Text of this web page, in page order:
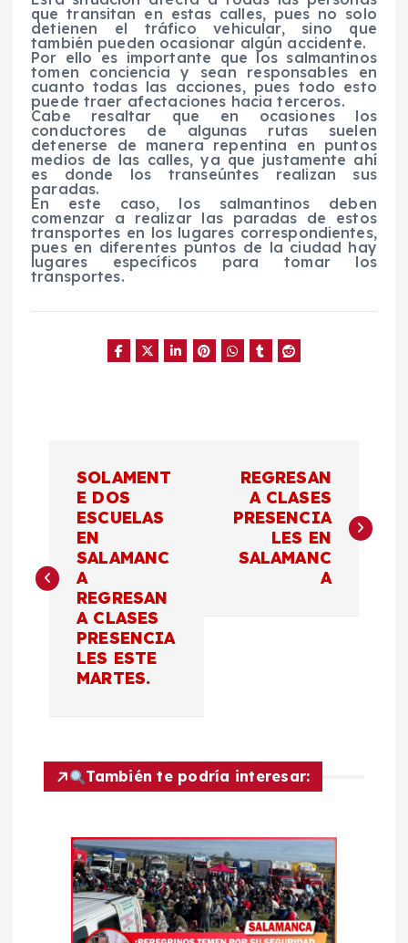
que transitan en estas calles, pues no solo
detienen el tráfico vehicular, sino que
también pueden ocasionar algún accidente.
Por ello es importante que los salmantinos
tomen conciencia y sean responsables en
cuanto todas las acciones, pues todo esto
puede traer afectaciones hacia terceros.
Cabe resaltar que en ocasiones los
conductores de algunas rutas suelen
detenerse de manera repentina en puntos
medios de las calles, ya que justamente ahí
es donde los transeúntes realizan sus
paradas.
En este caso, los salmantinos deben
comenzar a realizar las paradas de estos
transportes en los lugares correspondientes,
pues en diferentes puntos de la ciudad hay
lugares específicos para tomar los
transportes.
e
SOLAMENT
E DOS
ESCUELAS
EN
SALAMANC
A
REGRESAN
A CLASES
PRESENCIA
LES ESTE
MARTES.
REGRESAN
A CLASES
PRESENCIA
LES EN
SALAMANC
A
También te podría interesar: